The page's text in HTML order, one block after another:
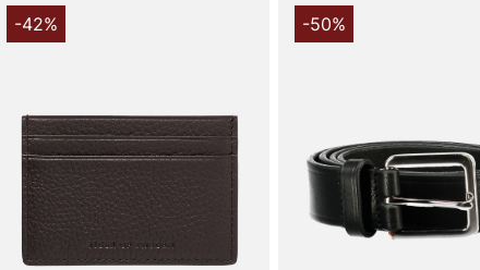
-42% -50%